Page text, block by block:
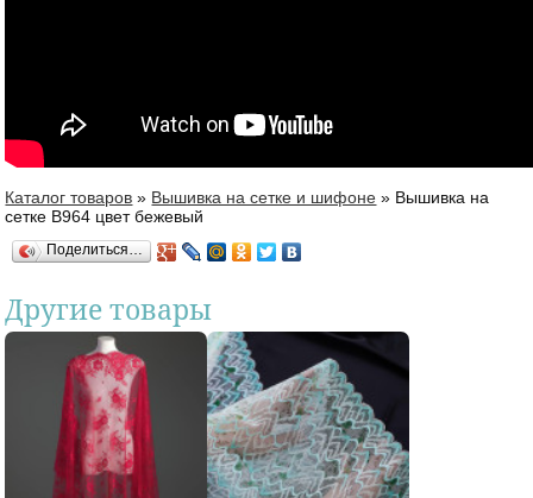
Вы здесь
Каталог товаров » Вышивка на сетке и шифоне » Вышивка на
сетке В964 цвет бежевый
Поделиться…
Другие товары